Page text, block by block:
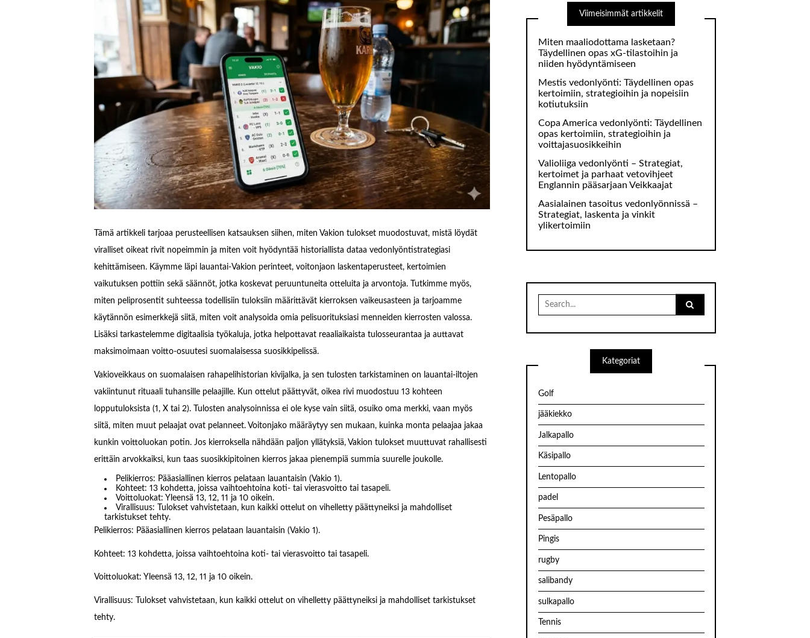
Tämä artikkeli tarjoaa perusteellisen katsauksen siihen, miten Vakion tulokset muodostuvat, mistä löydät
viralliset oikeat rivit nopeimmin ja miten voit hyödyntää historiallista dataa vedonlyöntistrategiasi
kehittämiseen. Käymme läpi lauantai-Vakion perinteet, voitonjaon laskentaperusteet, kertoimien
vaikutuksen pottiin sekä säännöt, jotka koskevat peruuntuneita otteluita ja arvontoja. Tutkimme myös,
miten peliprosentit suhteessa todellisiin tuloksiin määrittävät kierroksen vaikeusasteen ja tarjoamme
käytännön esimerkkejä siitä, miten voit analysoida omia pelisuorituksiasi menneiden kierrosten valossa.
Lisäksi tarkastelemme digitaalisia työkaluja, jotka helpottavat reaaliaikaista tulosseurantaa ja auttavat
maksimoimaan voitto-osuutesi suomalaisessa suosikkipelissä.
Vakioveikkaus on suomalaisen rahapelihistorian kivijalka, ja sen tulosten tarkistaminen on lauantai-iltojen
vakiintunut rituaali tuhansille pelaajille. Kun ottelut päättyvät, oikea rivi muodostuu 13 kohteen
lopputuloksista (1, X tai 2). Tulosten analysoinnissa ei ole kyse vain siitä, osuiko oma merkki, vaan myös
siitä, miten muut pelaajat ovat pelanneet. Voitonjako määräytyy sen mukaan, kuinka monta pelaajaa jakaa
kunkin voittoluokan potin. Jos kierroksella nähdään paljon yllätyksiä, Vakion tulokset muuttuvat rahallisesti
erittäin arvokkaiksi, kun taas suosikkipitoinen kierros jakaa pienempiä summia suurelle joukolle.
Pelikierros: Pääasiallinen kierros pelataan lauantaisin (Vakio 1).
Kohteet: 13 kohdetta, joissa vaihtoehtoina koti- tai vierasvoitto tai tasapeli.
Voittoluokat: Yleensä 13, 12, 11 ja 10 oikein.
Virallisuus: Tulokset vahvistetaan, kun kaikki ottelut on vihelletty päättyneiksi ja mahdolliset
tarkistukset tehty.
Pelikierros: Pääasiallinen kierros pelataan lauantaisin (Vakio 1).
Kohteet: 13 kohdetta, joissa vaihtoehtoina koti- tai vierasvoitto tai tasapeli.
Voittoluokat: Yleensä 13, 12, 11 ja 10 oikein.
Virallisuus: Tulokset vahvistetaan, kun kaikki ottelut on vihelletty päättyneiksi ja mahdolliset tarkistukset
tehty.
Viimeisimmät artikkelit
Miten maaliodottama lasketaan?
Täydellinen opas xG-tilastoihin ja
niiden hyödyntämiseen
Mestis vedonlyönti: Täydellinen opas
kertoimiin, strategioihin ja nopeisiin
kotiutuksiin
Copa America vedonlyönti: Täydellinen
opas kertoimiin, strategioihin ja
voittajasuosikkeihin
Valioliiga vedonlyönti – Strategiat,
kertoimet ja parhaat vetovihjeet
Englannin pääsarjaan Veikkaajat
Aasialainen tasoitus vedonlyönnissä –
Strategiat, laskenta ja vinkit
ylikertoimiin
Search
for:
Kategoriat
Golf
jääkiekko
Jalkapallo
Käsipallo
Lentopallo
padel
Pesäpallo
Pingis
rugby
salibandy
sulkapallo
Tennis